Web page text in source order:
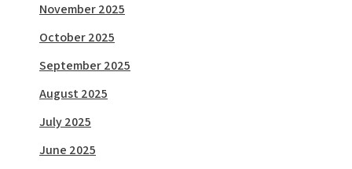
November 2025
October 2025
September 2025
August 2025
July 2025
June 2025